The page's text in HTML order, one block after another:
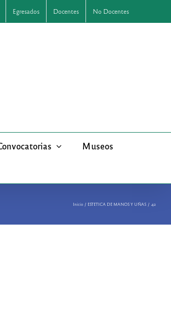
Egresados Docentes No Docentes
Museos
Inicio ESTETICA DE MANOS Y UÑAS 42